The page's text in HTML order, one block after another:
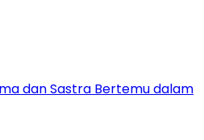
dan Sastra Bertemu dalam